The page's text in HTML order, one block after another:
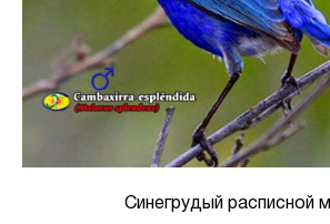
Синегрудый расписной